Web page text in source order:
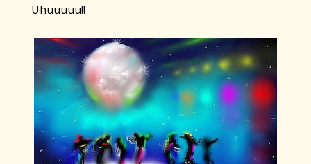
Uhuuuuu!!